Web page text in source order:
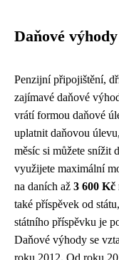
Daňové výhody
Penzijní připojištění,
zajímavé daňové
vrátí formou daňové
uplatnit daňovou
měsíc si můžete snížit
využijete maximální
na daních až 3 600 Kč
také příspěvek od
státního příspěvku je
Daňové výhody se
roku 2012. Od roku